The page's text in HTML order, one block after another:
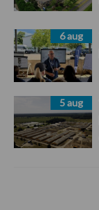
6 aug
5 aug